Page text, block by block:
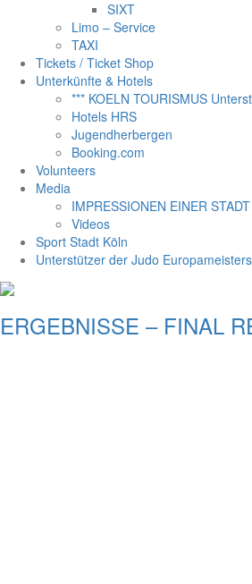
SIXT
Limo – Service
TAXI
Tickets / Ticket Shop
Unterkünfte & Hotels
*** KOELN TOURISMUS
Hotels HRS
Jugendherbergen
Booking.com
Volunteers
Media
IMPRESSIONEN EINER STADT
Videos
Sport Stadt Köln
Unterstützer der Judo
ERGEBNISSE – FINAL